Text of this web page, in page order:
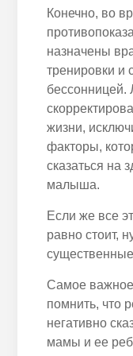
Конечно, во
назначены
тренировки и
бессонницей.
жизни,
факторы,
сказаться на
малыша.
Если же все
равно стоит,
Самое
помнить, что
негативно
мамы и ее